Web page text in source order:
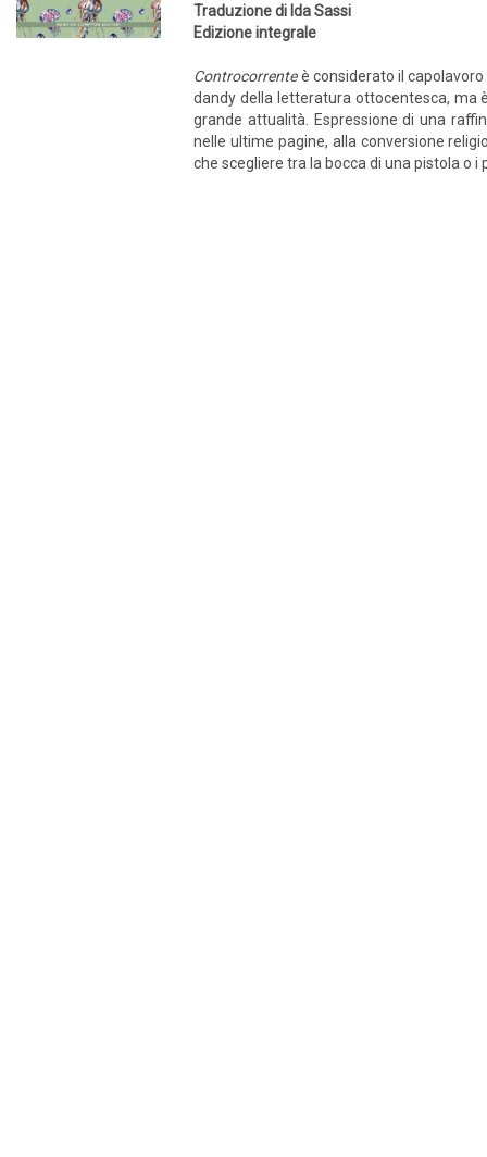
Traduzione di Ida Sassi
Edizione integrale
Controcorrenteè considerato il
dandy della letteratura ottocentesca, ma
grande attualità. Espressione di una
nelle ultime pagine, alla conversione
che scegliere tra la bocca di una pistola o i